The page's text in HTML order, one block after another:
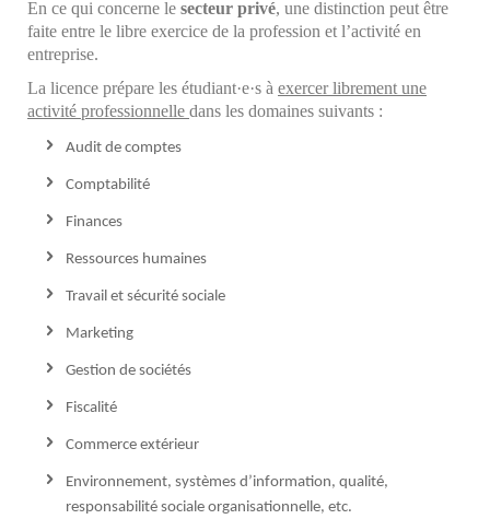
En ce qui concerne le secteur privé, une distinction peut être
faite entre le libre exercice de la profession et l’activité en
entreprise.
La licence prépare les étudiant·e·s à exercer librement une
activité professionnelle dans les domaines suivants :
Audit de comptes
Comptabilité
Finances
Ressources humaines
Travail et sécurité sociale
Marketing
Gestion de sociétés
Fiscalité
Commerce extérieur
Environnement, systèmes d’information, qualité,
responsabilité sociale organisationnelle, etc.